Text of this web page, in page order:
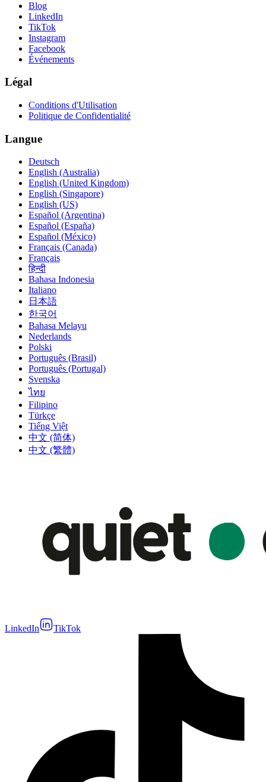
Blog
LinkedIn
TikTok
Instagram
Facebook
Événements
Légal
Conditions d'Utilisation
Politique de Confidentialité
Langue
Deutsch
English (Australia)
English (United Kingdom)
English (Singapore)
English (US)
Español (Argentina)
Español (España)
Español (México)
Français (Canada)
Français
हिन्दी
Bahasa Indonesia
Italiano
日本語
한국어
Bahasa Melayu
Nederlands
Polski
Português (Brasil)
Português (Portugal)
Svenska
ไทย
Filipino
Türkçe
Tiếng Việt
中文 (简体)
中文 (繁體)
LinkedIn TikTok